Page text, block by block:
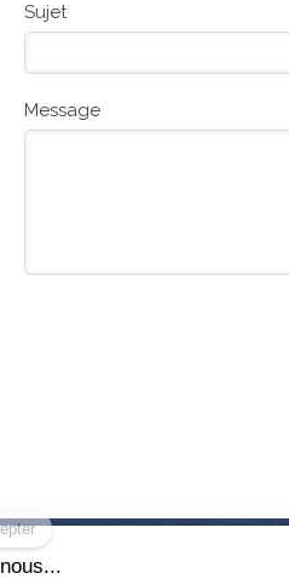
Sujet
Message
Pose Sanit -